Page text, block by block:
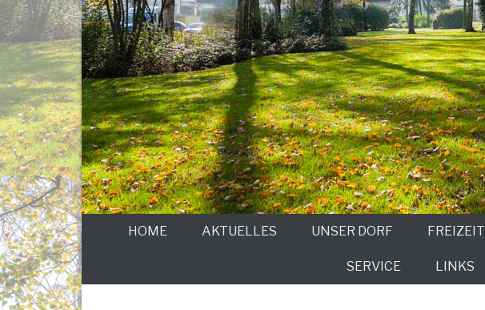
HOME AKTUELLES UNSER DORF FREIZEIT
SERVICE LINKS